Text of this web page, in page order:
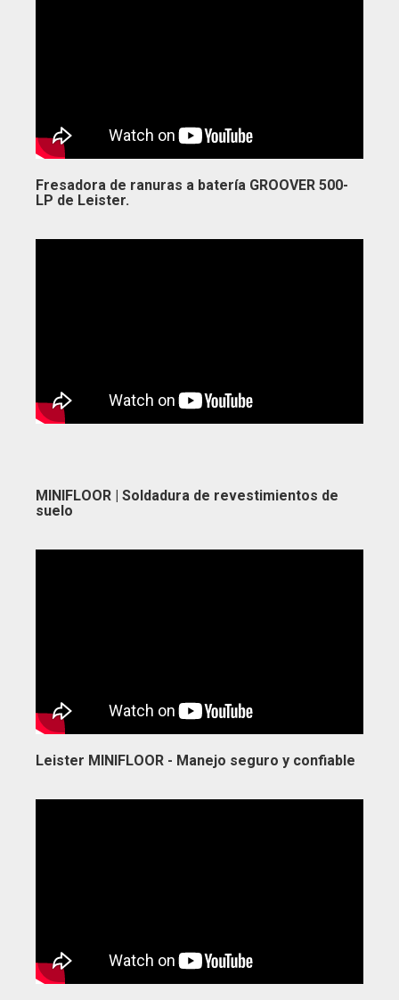
Fresadora de ranuras a batería GROOVER 500-
LP de Leister.
MINIFLOOR | Soldadura de revestimientos de
suelo
Leister MINIFLOOR - Manejo seguro y confiable